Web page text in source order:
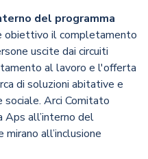
del programma
obiettivo il completamento
uscite dai circuiti
al lavoro e l'offerta
di soluzioni abitative e
Arci Comitato
all’interno del
all’inclusione